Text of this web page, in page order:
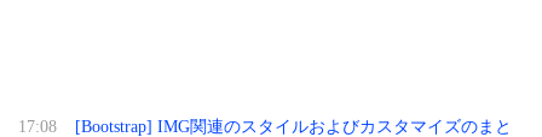
17:08
[Bootstrap] IMG関連のスタイルおよびカスタマイズのまと